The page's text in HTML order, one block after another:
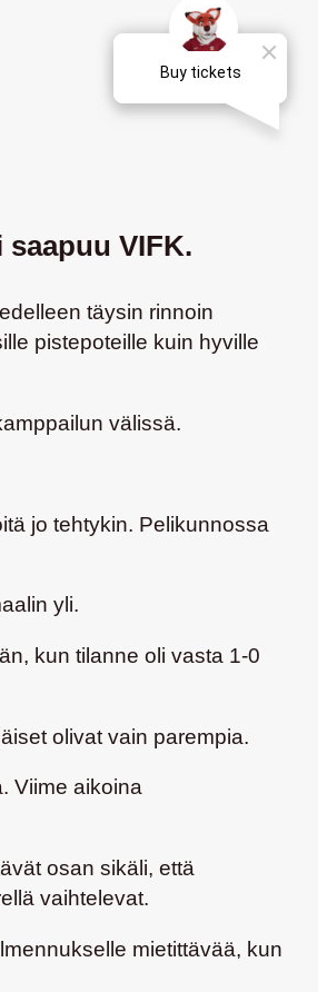
VIFK.
täysin rinnoin
pistepoteille kuin hyville
välissä.
jo tehtykin. Pelikunnossa
yli.
kun tilanne oli vasta 1-0
olivat vain parempia.
Viime aikoina
osan sikäli, että
vaihtelevat.
mietittävää, kun